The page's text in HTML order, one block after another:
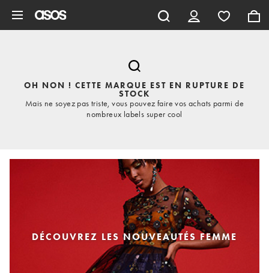
OH NON ! CETTE MARQUE EST EN RUPTURE DE
STOCK
Mais ne soyez pas triste, vous pouvez faire vos achats parmi de
nombreux labels super cool
DÉCOUVREZ LES NOUVEAUTÉS FEMME